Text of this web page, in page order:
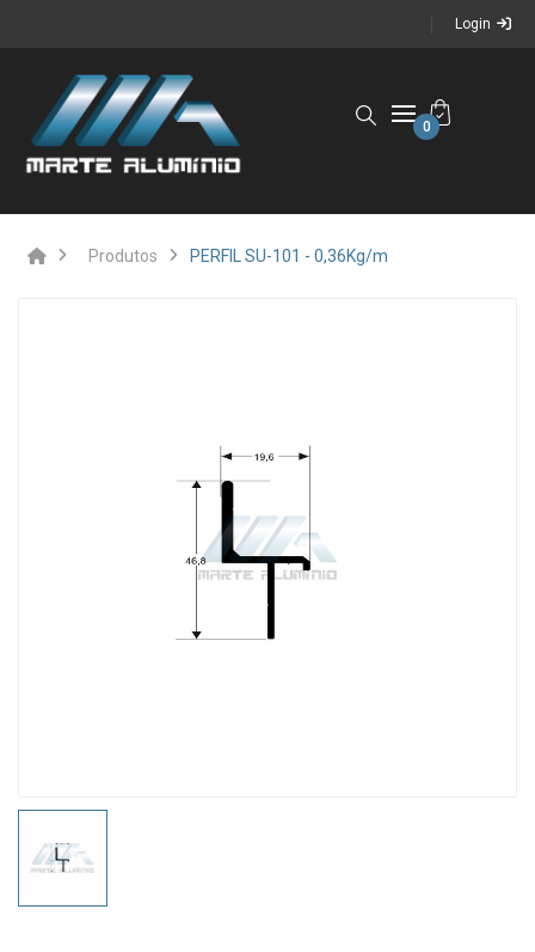
Login
0
Produtos PERFIL SU-101 - 0,36Kg/m